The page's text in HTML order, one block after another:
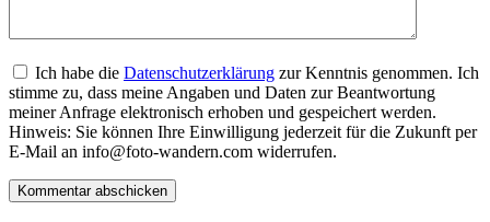
Ich habe die Datenschutzerklärung zur Kenntnis genommen. Ich
stimme zu, dass meine Angaben und Daten zur Beantwortung
meiner Anfrage elektronisch erhoben und gespeichert werden.
Hinweis: Sie können Ihre Einwilligung jederzeit für die Zukunft per
E-Mail an info@foto-wandern.com widerrufen.